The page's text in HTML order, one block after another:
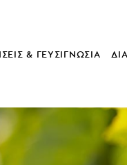
& ΓΕΥΣΙΓΝΩΣΙΑ